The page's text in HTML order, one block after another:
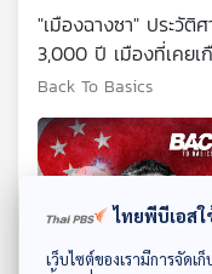
ดาวน์โหลด Thai PBS Podcast
"เมืองฉางซา" ประวัติ
3,000 ปี เมืองที่เคยเ
ถูกลบออกจากแผนที่โลก
Back To Basics
ไทยพีบีเอส
เว็บไซต์ของเรามีการจัด